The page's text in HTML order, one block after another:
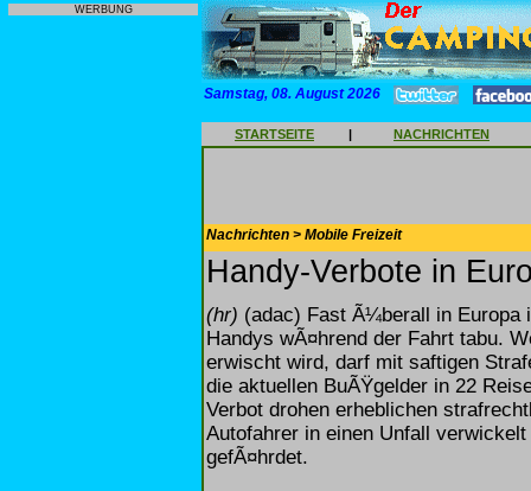
WERBUNG
Samstag, 08. August 2026
STARTSEITE | NACHRICHTEN
Nachrichten > Mobile Freizeit
Handy-Verbote in
(hr) (adac) Fast Ã¼berall in Europa
Handys wÃ¤hrend der Fahrt tabu.
erwischt wird, darf mit saftigen
die aktuellen BuÃŸgelder in 22
Verbot drohen erheblichen
Autofahrer in einen Unfall
gefÃ¤hrdet.